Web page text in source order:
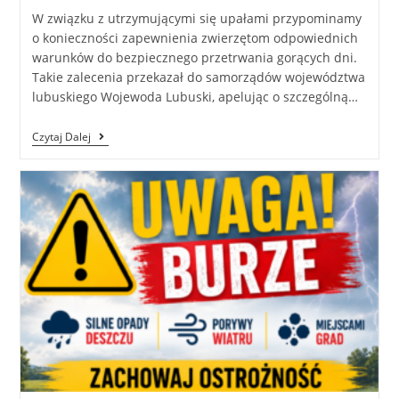
W związku z utrzymującymi się upałami przypominamy
o konieczności zapewnienia zwierzętom odpowiednich
warunków do bezpiecznego przetrwania gorących dni.
Takie zalecenia przekazał do samorządów województwa
lubuskiego Wojewoda Lubuski, apelując o szczególną…
Czytaj Dalej